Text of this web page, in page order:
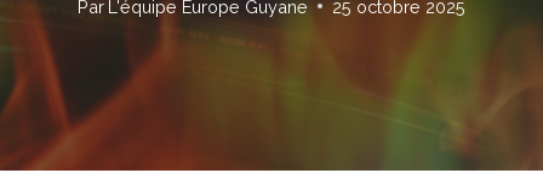
Par L'équipe Europe Guyane 25 octobre 2025